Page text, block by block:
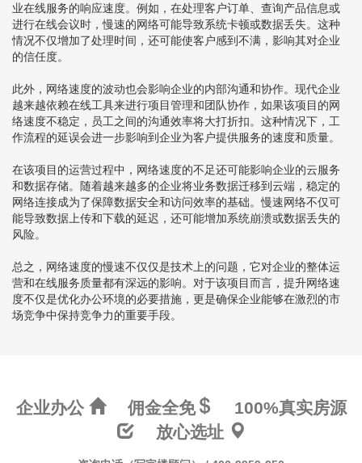
业在线服务的响应速度。例如，在处理客户订单、查询产品信息或
进行在线会议时，慢速的网络可能导致系统卡顿或数据丢失。这种
情况不仅增加了处理时间，还可能使客户感到不满，影响其对企业
的信任度。
此外，网络速度的波动也会影响企业的内部沟通和协作。现代企业
越来越依赖在线工具来进行项目管理和团队协作，如果该项目的网
络速度不稳定，员工之间的沟通效率将大打折扣。这种情况下，工
作流程的延误会进一步影响到企业为客户提供服务的速度和质量。
在该项目的运营过程中，网络速度的不足还可能影响企业的云服务
和数据存储。随着越来越多的企业将业务数据迁移到云端，稳定的
网络连接成为了保障数据安全和访问效率的基础。慢速网络不仅可
能导致数据上传和下载的延迟，还可能增加系统崩溃或数据丢失的
风险。
总之，网络速度的慢速不仅仅是技术上的问题，它对企业的整体运
营和在线服务质量都有深远的影响。对于该项目而言，提升网络速
度不仅是优化办公环境的必要措施，更是确保企业能够在激烈的市
场竞争中保持竞争力的重要手段。
企业办公 佣金全免
100%真实房源
放心选址